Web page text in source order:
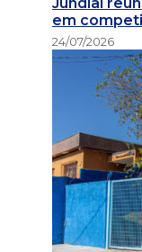
em
24/07/2026